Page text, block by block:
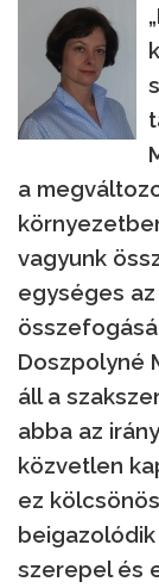
a
vagyunk
egységes
Doszpolyné
áll a
abba az
közvetlen
ez
szerepel és